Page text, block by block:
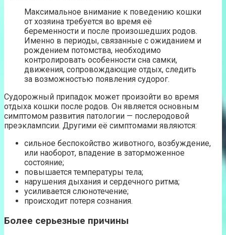
Максимальное внимание к поведению кошки
от хозяина требуется во время её
беременности и после произошедших родов.
Именно в периоды, связанные с ожиданием и
рождением потомства, необходимо
контролировать особенности сна самки,
движения, сопровождающие отдых, следить
за возможностью появления судорог.
Судорожный припадок может произойти во время
отдыха кошки после родов. Он является основным
симптомом развития патологии — послеродовой
преэклампсии. Другими её симптомами являются:
сильное беспокойство животного, возбуждение,
или наоборот, впадение в заторможенное
состояние;
повышается температуры тела;
нарушения дыхания и сердечного ритма;
усиливается слюнотечение;
происходит потеря сознания.
Более серьезные причины